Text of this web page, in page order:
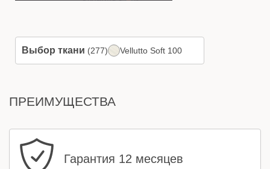
Выбор ткани (277) Vellutto Soft 100
ПРЕИМУЩЕСТВА
Гарантия 12 месяцев